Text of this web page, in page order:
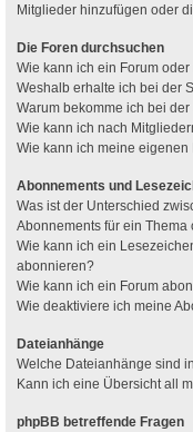
Mitglieder hinzufügen oder
Die Foren durchsuchen
Wie kann ich ein Forum
Weshalb erhalte ich bei der
Warum bekomme ich bei
Wie kann ich nach
Wie kann ich meine
Abonnements und
Was ist der Unterschied
Abonnements für ein Thema
Wie kann ich ein
abonnieren?
Wie kann ich ein Forum
Wie deaktiviere ich meine
Dateianhänge
Welche Dateianhänge sind
Kann ich eine Übersicht all
phpBB betreffende Fragen